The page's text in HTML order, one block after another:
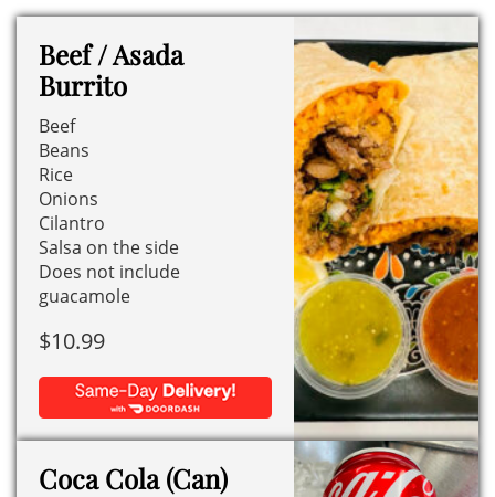
Beef / Asada
Burrito
Beef
Beans
Rice
Onions
Cilantro
Salsa on the side
Does not include
guacamole
$10.99
Coca Cola (Can)